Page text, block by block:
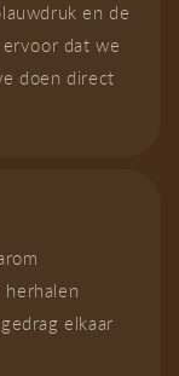
en de
dat we
doen direct
elkaar